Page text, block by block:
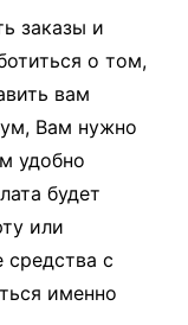
заказы и
о том,
вам
Вам нужно
удобно
будет
или
средства с
именно